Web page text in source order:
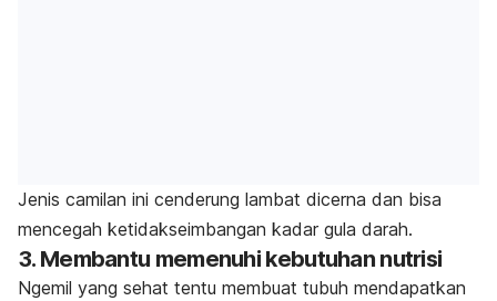
Jenis camilan ini cenderung lambat dicerna dan bisa
mencegah ketidakseimbangan kadar gula darah.
3. Membantu memenuhi kebutuhan nutrisi
Ngemil yang sehat tentu membuat tubuh mendapatkan